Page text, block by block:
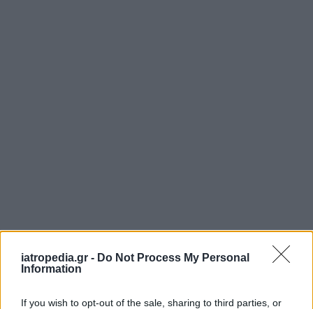
iatropedia.gr - Do Not Process My Personal
Information
If you wish to opt-out of the sale, sharing to third parties, or